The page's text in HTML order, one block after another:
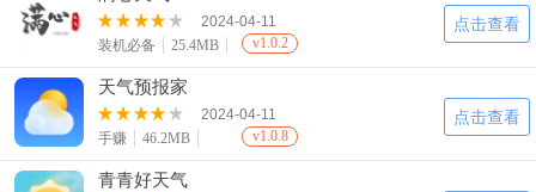
2024-04-11
装机必备
25.4MB v1.0.2
点击查看
天气预报家
2024-04-11
手赚
46.2MB v1.0.8
点击查看
青青好天气